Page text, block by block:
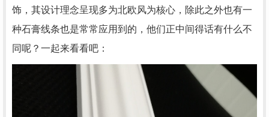
饰，其设计理念呈现多为北欧风为核心，除此之外也有一
种石膏线条也是常常应用到的，他们正中间得话有什么不
同呢？一起来看看吧：